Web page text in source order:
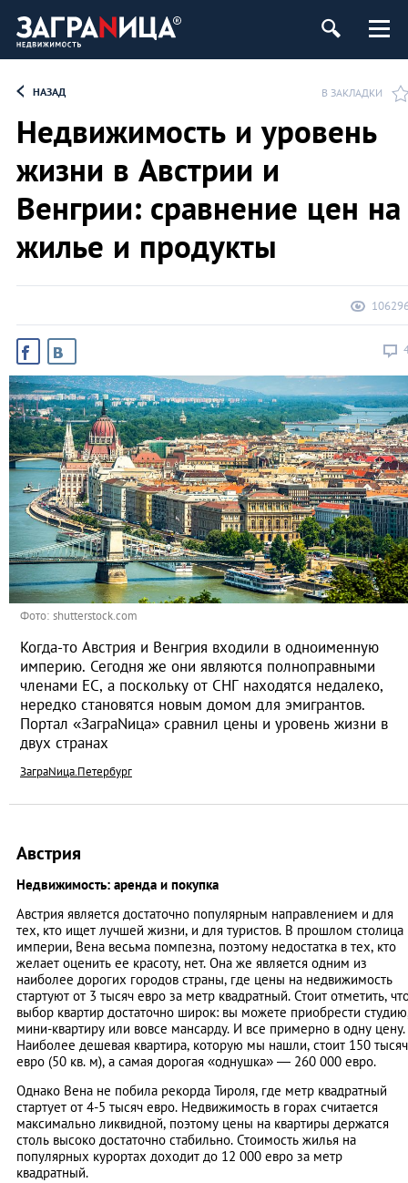
НАЗАД В ЗАКЛАДКИ
Недвижимость и уровень
жизни в Австрии и
Венгрии: сравнение цен на
жилье и продукты
Фото: shutterstock.com
Когда-то Австрия и Венгрия входили в одноименную
империю. Сегодня же они являются полноправными
членами ЕС, а поскольку от СНГ находятся недалеко,
нередко становятся новым домом для эмигрантов.
Портал «ЗаграNица» сравнил цены и уровень жизни в
двух странах
ЗаграNица.Петербург
Австрия
Недвижимость: аренда и покупка
Австрия является достаточно популярным направлением и для
тех, кто ищет лучшей жизни, и для туристов. В прошлом столица
империи, Вена весьма помпезна, поэтому недостатка в тех, кто
желает оценить ее красоту, нет. Она же является одним из
наиболее дорогих городов страны, где цены на недвижимость
стартуют от 3 тысяч евро за метр квадратный. Стоит отметить,
выбор квартир достаточно широк: вы можете приобрести
мини-квартиру или вовсе мансарду. И все примерно в одну цену.
Наиболее дешевая квартира, которую мы нашли, стоит 150 тысяч
евро (50 кв. м), а самая дорогая «однушка» — 260 000 евро.
Однако Вена не побила рекорда Тироля, где метр квадратный
стартует от 4-5 тысяч евро. Недвижимость в горах считается
максимально ликвидной, поэтому цены на квартиры держатся
столь высоко достаточно стабильно. Стоимость жилья на
популярных курортах доходит до 12 000 евро за метр
квадратный.